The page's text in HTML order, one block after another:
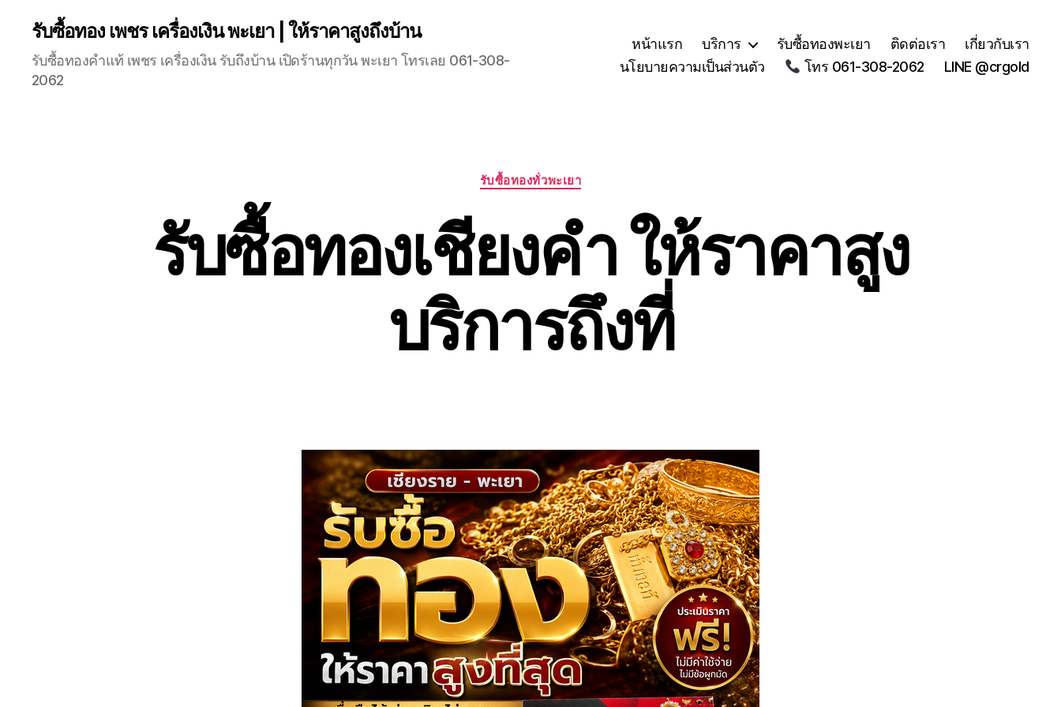
รับซื้อทอง เพชร เครื่องเงิน พะเยา | ให้ราคาสูงถึงบ้าน
รับซื้อทองคำแท้ เพชร เครื่องเงิน รับถึงบ้าน เปิดร้านทุกวัน พะเยา โทรเลย 061-308-
2062
หน้าแรก บริการ รับซื้อทองพะเยา ติดต่อเรา
เกี่ยวกับเรา
นโยบายความเป็นส่วนตัว
โทร 061-308-2062 LINE @crgold
Categories
รับซื้อทองทั่วพะเยา
รับซื้อทองเชียงคำ ให้ราคาสูง
บริการถึงที่